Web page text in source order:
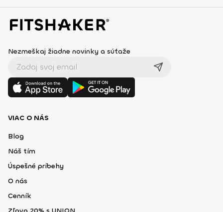
Nezmeškaj žiadne novinky a súťaže
VIAC O NÁS
Blog
Náš tím
Úspešné príbehy
O nás
Cenník